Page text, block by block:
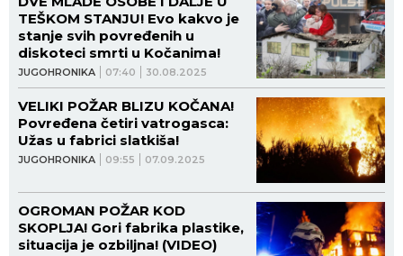
JUGOHRONIKA 07:40 30.08.2025
TEŠKOM STANJU! Evo kakvo je
stanje svih povređenih u
diskoteci smrti u Kočanima!
JUGOHRONIKA 09:55 07.09.2025
VELIKI POŽAR BLIZU KOČANA!
Povređena četiri vatrogasca:
Užas u fabrici slatkiša!
OGROMAN POŽAR KOD
SKOPLJA! Gori fabrika plastike,
situacija je ozbiljna! (VIDEO)